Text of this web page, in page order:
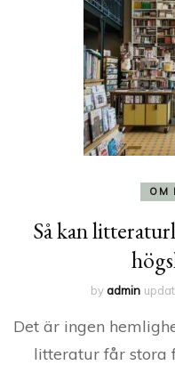
OM
Så kan
byadmin
Det är ingen
litteratur får stora